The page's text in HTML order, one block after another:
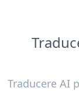
Traducere AI